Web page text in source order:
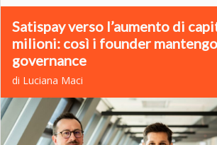
Satispay verso l’aumento di
milioni: così i founder
governance
di Luciana Maci